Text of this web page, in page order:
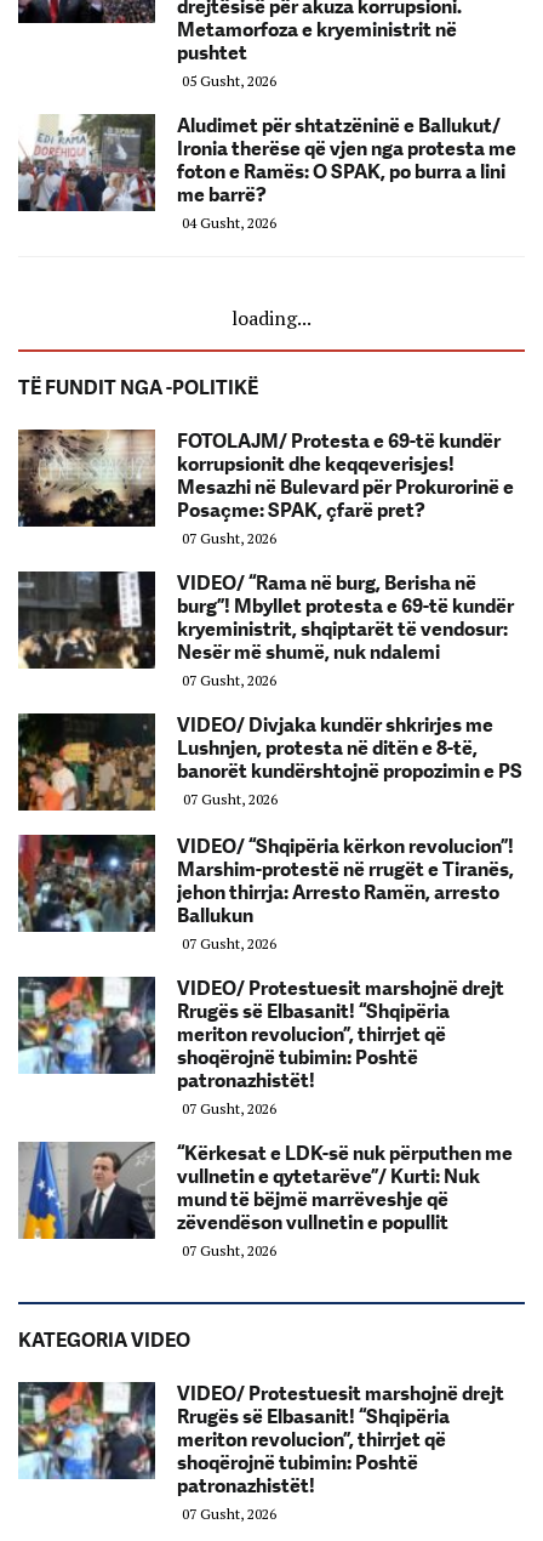
drejtësisë për akuza korrupsioni.
Metamorfoza e kryeministrit në
pushtet
05 Gusht, 2026
Aludimet për shtatzëninë e Ballukut/
Ironia therëse që vjen nga protesta me
foton e Ramës: O SPAK, po burra a lini
me barrë?
04 Gusht, 2026
loading...
TË FUNDIT NGA -POLITIKË
FOTOLAJM/ Protesta e 69-të kundër
korrupsionit dhe keqqeverisjes!
Mesazhi në Bulevard për Prokurorinë e
Posaçme: SPAK, çfarë pret?
07 Gusht, 2026
VIDEO/ “Rama në burg, Berisha në
burg”! Mbyllet protesta e 69-të kundër
kryeministrit, shqiptarët të vendosur:
Nesër më shumë, nuk ndalemi
07 Gusht, 2026
VIDEO/ Divjaka kundër shkrirjes me
Lushnjen, protesta në ditën e 8-të,
banorët kundërshtojnë propozimin e PS
07 Gusht, 2026
VIDEO/ “Shqipëria kërkon revolucion”!
Marshim-protestë në rrugët e Tiranës,
jehon thirrja: Arresto Ramën, arresto
Ballukun
07 Gusht, 2026
VIDEO/ Protestuesit marshojnë drejt
Rrugës së Elbasanit! “Shqipëria
meriton revolucion”, thirrjet që
shoqërojnë tubimin: Poshtë
patronazhistët!
07 Gusht, 2026
“Kërkesat e LDK-së nuk përputhen me
vullnetin e qytetarëve”/ Kurti: Nuk
mund të bëjmë marrëveshje që
zëvendëson vullnetin e popullit
07 Gusht, 2026
KATEGORIA VIDEO
VIDEO/ Protestuesit marshojnë drejt
Rrugës së Elbasanit! “Shqipëria
meriton revolucion”, thirrjet që
shoqërojnë tubimin: Poshtë
patronazhistët!
07 Gusht, 2026